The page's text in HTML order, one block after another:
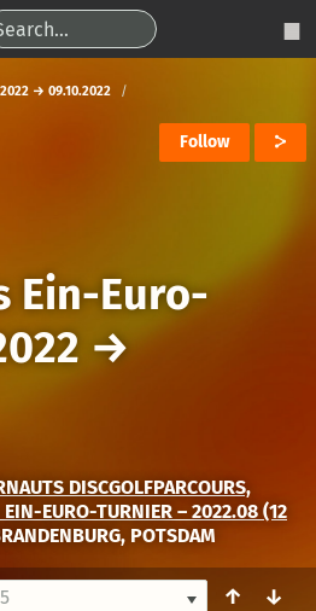
2022 → 09.10.2022
Follow
Ein-Euro-
→
DISCGOLFPARCOURS,
EURO-TURNIER – 2022.08 (12
POTSDAM
↑ ↓